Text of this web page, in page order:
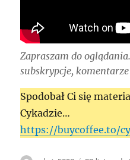
Zapraszam do
subskrypcje,
Spodobał Ci się
Cykadzie…
https://buycoffee.to/